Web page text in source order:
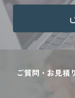
ご質問・お見積